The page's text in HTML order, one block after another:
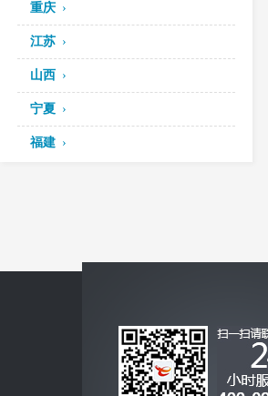
重庆
江苏
山西
宁夏
福建